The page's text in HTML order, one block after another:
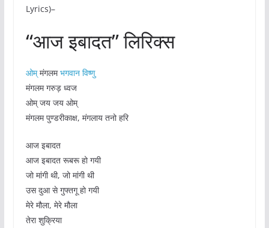
Lyrics)–
“आज इबादत” लिरिक्स
ओम्मंगलमभगवान विष्णु
मंगलम गरुड़ ध्वज
ओम् जय जय ओम्
मंगलम पुण्डरीकाक्ष, मंगलाय तनो हरि
आज इबादत
आज इबादत रूबरू हो गयी
जो मांगी थी, जो मांगी थी
उस दुआ से गुफ्तगू हो गयी
मेरे मौला, मेरे मौला
तेरा शुक्रिया